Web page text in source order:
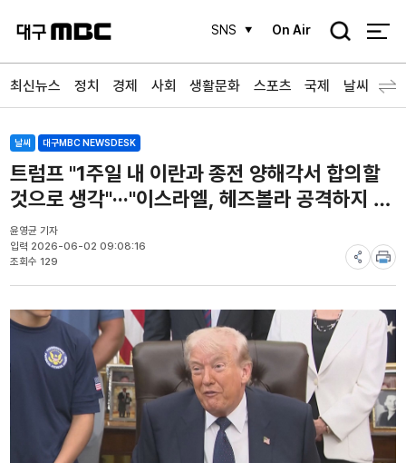
SNS On Air
검
최신뉴스 정치 경제 사회 생활문화 스포츠 국제 날씨
날씨 대구MBC NEWSDESK
트럼프 "1주일 내 이란과 종전 양해각서 합의할
것으로 생각"···"이스라엘, 헤즈볼라 공격하지 않
을 것"
윤영균 기자
입력 2026-06-02 09:08:16
조회수 129